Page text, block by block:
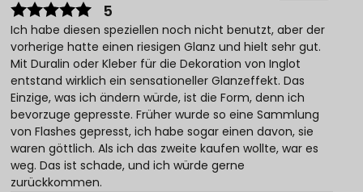
5
Ich habe diesen speziellen noch nicht benutzt, aber der
vorherige hatte einen riesigen Glanz und hielt sehr gut.
Mit Duralin oder Kleber für die Dekoration von Inglot
entstand wirklich ein sensationeller Glanzeffekt. Das
Einzige, was ich ändern würde, ist die Form, denn ich
bevorzuge gepresste. Früher wurde so eine Sammlung
von Flashes gepresst, ich habe sogar einen davon, sie
waren göttlich. Als ich das zweite kaufen wollte, war es
weg. Das ist schade, und ich würde gerne
zurückkommen.